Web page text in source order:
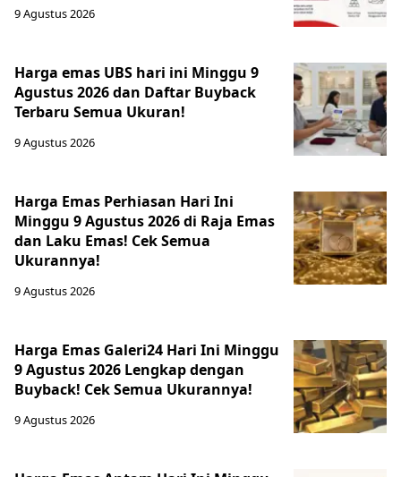
9 Agustus 2026
Harga emas UBS hari ini Minggu 9
Agustus 2026 dan Daftar Buyback
Terbaru Semua Ukuran!
9 Agustus 2026
Harga Emas Perhiasan Hari Ini
Minggu 9 Agustus 2026 di Raja Emas
dan Laku Emas! Cek Semua
Ukurannya!
9 Agustus 2026
Harga Emas Galeri24 Hari Ini Minggu
9 Agustus 2026 Lengkap dengan
Buyback! Cek Semua Ukurannya!
9 Agustus 2026